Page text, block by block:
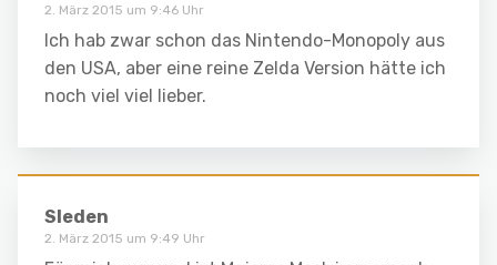
2. März 2015 um 9:46 Uhr
Ich hab zwar schon das Nintendo-Monopoly aus
den USA, aber eine reine Zelda Version hätte ich
noch viel viel lieber.
Sleden
2. März 2015 um 9:49 Uhr